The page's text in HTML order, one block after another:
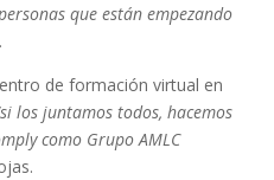
que están empezando
de formación virtual en
los juntamos todos, hacemos
como Grupo AMLC